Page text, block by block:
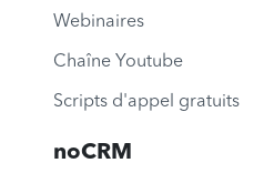
Webinaires
Chaîne Youtube
Scripts d'appel gratuits
noCRM